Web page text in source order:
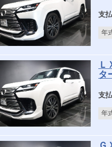
支
年
タ
支
年